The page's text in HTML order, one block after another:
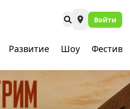
Войти
Развитие Шоу